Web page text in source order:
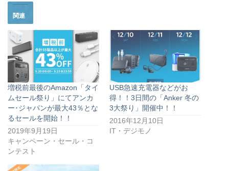
関連
増税前最後のAmazon「タイ
ムセール祭り」にてアンカ
ー･ジャパンが最大43％とな
るセールを開始！！
2019年9月19日
キャンペーン・セール・コ
ンテスト
USB急速充電器などがお
得！！3日間の「Anker 冬の
3大祭り」開催中！！
2016年12月10日
IT・デジモノ